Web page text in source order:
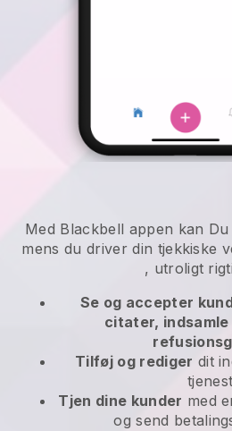
Med Blackbell appen kan
mens du driver din tjekkiske
, utroligt
Se og accepter
citater,
Tilføj og rediger dit
Tjen dine kunder med
og send